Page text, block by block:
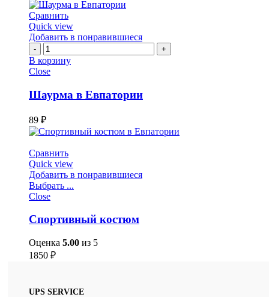
Сравнить
Quick view
Добавить в понравившиеся
Количество
Шаурма
в
В корзину
Close
Шаурма в Евпатории
89 ₽
Сравнить
Quick view
Добавить в понравившиеся
Выбрать ...
Close
Спортивный костюм
Оценка 5.00 из 5
1850 ₽
UPS SERVICE